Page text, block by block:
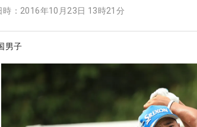
： 2016年10月23日 13時21分
男子